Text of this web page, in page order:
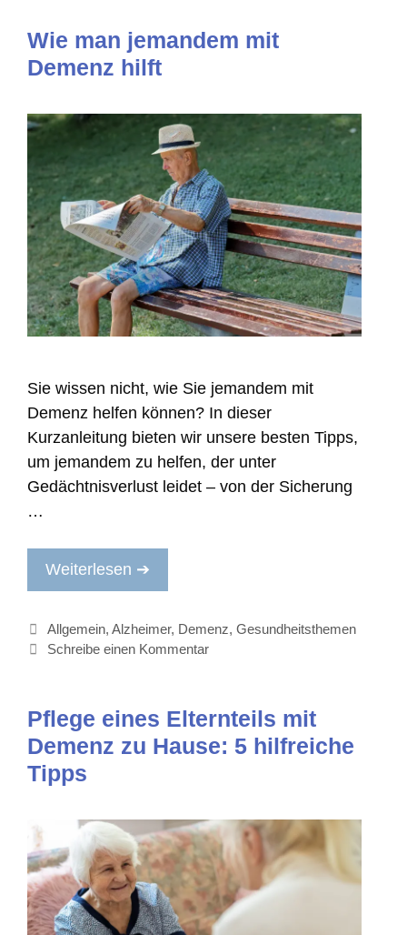
Wie man jemandem mit
Demenz hilft
Sie wissen nicht, wie Sie jemandem mit
Demenz helfen können? In dieser
Kurzanleitung bieten wir unsere besten Tipps,
um jemandem zu helfen, der unter
Gedächtnisverlust leidet – von der Sicherung
…
Weiterlesen ➔
Kategorien
Allgemein,Alzheimer, Demenz,Gesundheitsthemen
Schreibe einen Kommentar
Pflege eines Elternteils mit
Demenz zu Hause: 5 hilfreiche
Tipps